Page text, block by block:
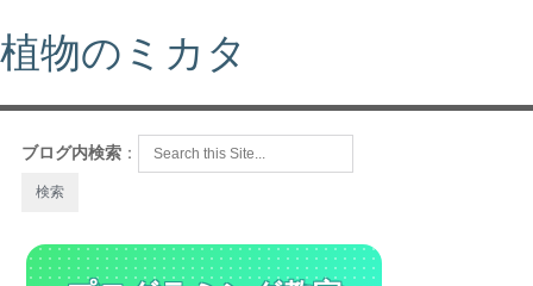
植物のミカタ
ブログ内検索 ：